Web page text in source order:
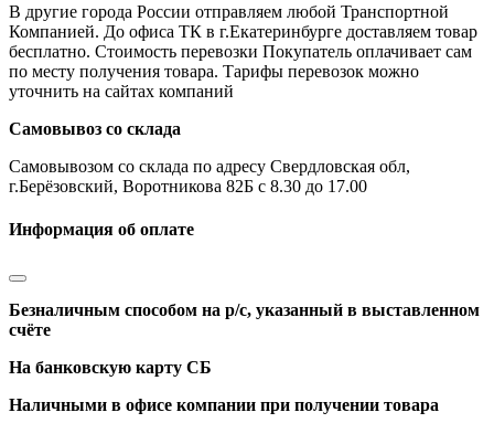
В другие города России отправляем любой Транспортной
Компанией. До офиса ТК в г.Екатеринбурге доставляем товар
бесплатно. Стоимость перевозки Покупатель оплачивает сам
по месту получения товара. Тарифы перевозок можно
уточнить на сайтах компаний
Самовывоз со склада
Самовывозом со склада по адресу Свердловская обл,
г.Берёзовский, Воротникова 82Б с 8.30 до 17.00
Информация об оплате
Безналичным способом на р/с, указанный в выставленном
счёте
На банковскую карту СБ
Наличными в офисе компании при получении товара